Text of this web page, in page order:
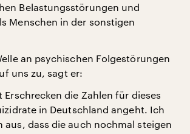
Belastungsstörungen und
Menschen in der sonstigen
an psychischen Folgestörungen
uns zu, sagt er:
Erschrecken die Zahlen für dieses
in Deutschland angeht. Ich
aus, dass die auch nochmal steigen